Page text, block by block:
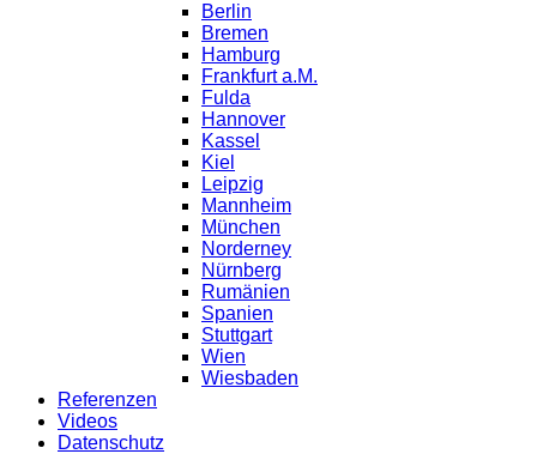
Berlin
Bremen
Hamburg
Frankfurt a.M.
Fulda
Hannover
Kassel
Kiel
Leipzig
Mannheim
München
Norderney
Nürnberg
Rumänien
Spanien
Stuttgart
Wien
Wiesbaden
Referenzen
Videos
Datenschutz